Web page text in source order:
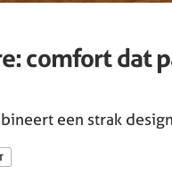
comfort dat
een strak